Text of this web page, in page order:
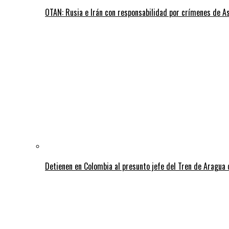
OTAN: Rusia e Irán con responsabilidad por crímenes de
Detienen en Colombia al presunto jefe del Tren de Aragua